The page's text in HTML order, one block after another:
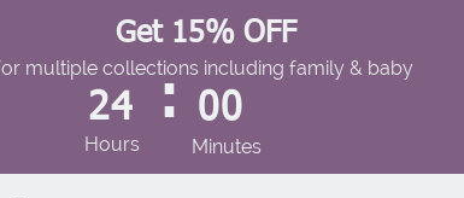
Get 15% OFF
multiple collections including family & baby
24
Hours
: 00
Minutes